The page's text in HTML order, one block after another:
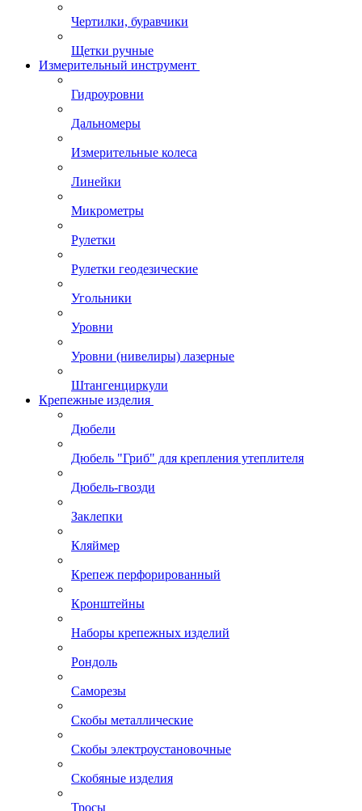
Чертилки, буравчики
Щетки ручные
Измерительный инструмент
Гидроуровни
Дальномеры
Измерительные колеса
Линейки
Микрометры
Рулетки
Рулетки геодезические
Угольники
Уровни
Уровни (нивелиры) лазерные
Штангенциркули
Крепежные изделия
Дюбели
Дюбель "Гриб" для крепления утеплителя
Дюбель-гвозди
Заклепки
Кляймер
Крепеж перфорированный
Кронштейны
Наборы крепежных изделий
Рондоль
Саморезы
Скобы металлические
Скобы электроустановочные
Скобяные изделия
Тросы